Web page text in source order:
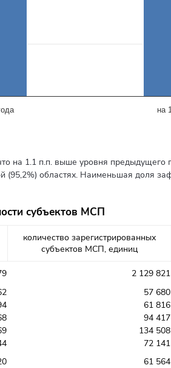
на
на 1.1 п.п. выше уровня предыдущего
(95,2%) областях. Наименьшая доля
субъектов МСП
количество зарегистрированных
субъектов МСП, единиц
2 129 821
57 680
61 816
94 417
134 508
72 141
61 564